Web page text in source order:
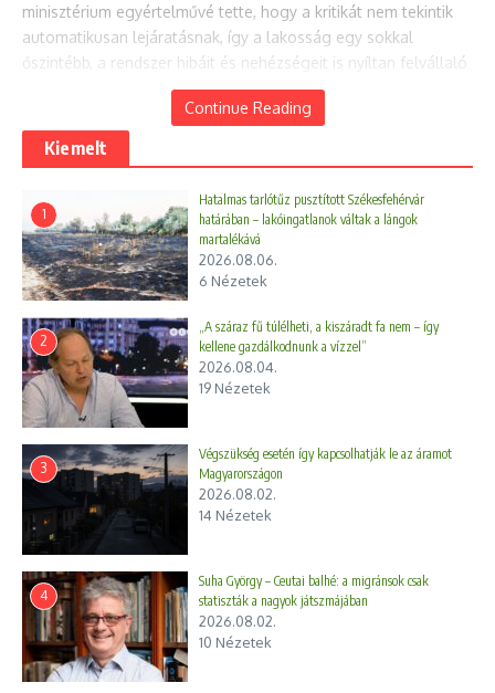
minisztérium egyértelművé tette, hogy a kritikát nem tekintik
automatikusan lejáratásnak, így a lakosság egy sokkal
őszintébb, a rendszer hibáit és nehézségeit is nyíltan felvállaló
kríziskommunikációra számíthat.
Szűcs Brigitta kinevezésével a steril igazgatói irodák helyett az
utca valósága költözik a kamerák elé: egy olyan egyenruhás
mentési feladatok és az újraélesztések sűrűjéből érkezik, ezzel
adva új, hiteles és közvetlen hangot a bajtársak
közösségének.
Continue Reading
Kiemelt
1
Hatalmas tarlótűz pusztított Székesfehérvár
határában – lakóingatlanok váltak a lángok
martalékává
2026.08.06.
6 Nézetek
2
„A száraz fű túlélheti, a kiszáradt fa nem – így
kellene gazdálkodnunk a vízzel”
2026.08.04.
19 Nézetek
3
Végszükség esetén így kapcsolhatják le az áramot
Magyarországon
2026.08.02.
14 Nézetek
4
Suha György – Ceutai balhé: a migránsok csak
statiszták a nagyok játszmájában
2026.08.02.
10 Nézetek